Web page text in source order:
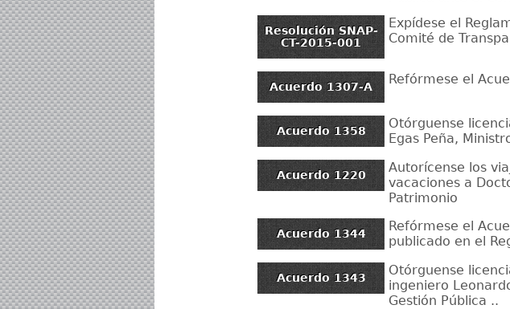
Resolución SNAP-
CT-2015-001
Expídese el
Comité de
Acuerdo 1307-A Refórmese el
Acuerdo 1358
Otórguense
Egas Peña,
Acuerdo 1220
Autorícense los
vacaciones a
Patrimonio
Acuerdo 1344
Refórmese el
publicado en el
Acuerdo 1343
Otórguense
ingeniero
Gestión Pública ..